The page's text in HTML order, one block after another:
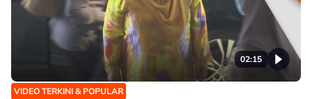
02:15
VIDEO TERKINI & POPULAR